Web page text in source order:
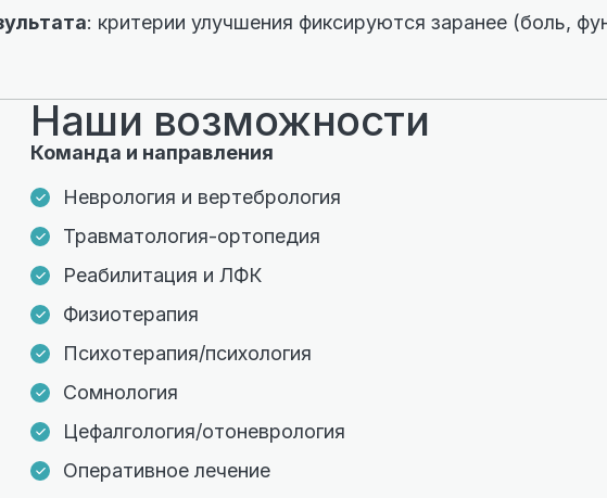
: критерии улучшения фиксируются заранее (боль,
Наши возможности
Команда и направления
Неврология и вертебрология
Травматология-ортопедия
Реабилитация и ЛФК
Физиотерапия
Психотерапия/психология
Сомнология
Цефалгология/отоневрология
Оперативное лечение